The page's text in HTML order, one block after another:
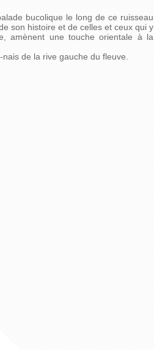
bucolique le long de ce ruisseau
son histoire et de celles et ceux qui y
amènent une touche orientale à la
nais de la rive gauche du fleuve.